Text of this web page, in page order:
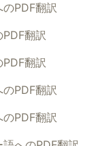
PDF翻訳
翻訳
翻訳
PDF翻訳
PDF翻訳